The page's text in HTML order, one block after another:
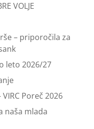
VOLJE
– priporočila za
leto 2026/27
Poreč 2026
naša mlada